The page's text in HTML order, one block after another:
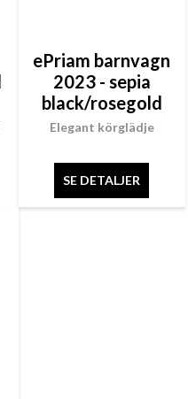
Elegant körglädje
ePriam barnvagn
2023 - sepia
black/rosegold
SE DETALJER